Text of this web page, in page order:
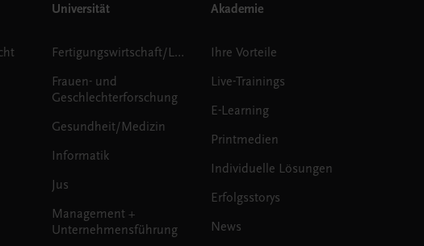
Universität
Fertigungswirtschaft/Logistik
Frauen- und
Geschlechterforschung
Gesundheit/Medizin
Informatik
Jus
Management +
Unternehmensführung
Akademie
Ihre Vorteile
Live-Trainings
E-Learning
Printmedien
Individuelle Lösungen
Erfolgsstorys
News